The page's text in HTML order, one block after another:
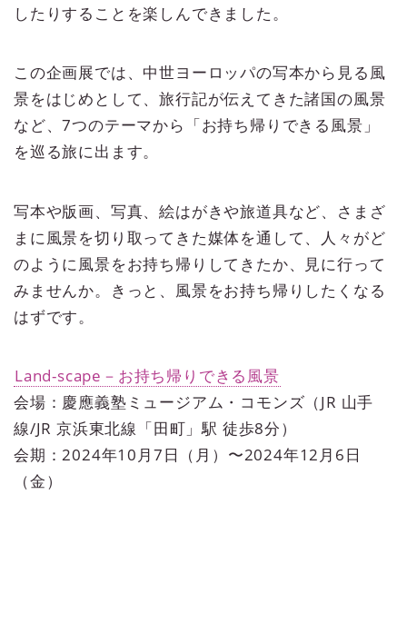
したりすることを楽しんできました。
この企画展では、中世ヨーロッパの写本から見る風
景をはじめとして、旅行記が伝えてきた諸国の風景
など、7つのテーマから「お持ち帰りできる風景」
を巡る旅に出ます。
写本や版画、写真、絵はがきや旅道具など、さまざ
まに風景を切り取ってきた媒体を通して、人々がど
のように風景をお持ち帰りしてきたか、見に行って
みませんか。きっと、風景をお持ち帰りしたくなる
はずです。
Land-scape－お持ち帰りできる風景
会場：慶應義塾ミュージアム・コモンズ（JR 山手
線/JR 京浜東北線「田町」駅 徒歩8分）
会期：2024年10月7日（月）〜2024年12月6日
（金）